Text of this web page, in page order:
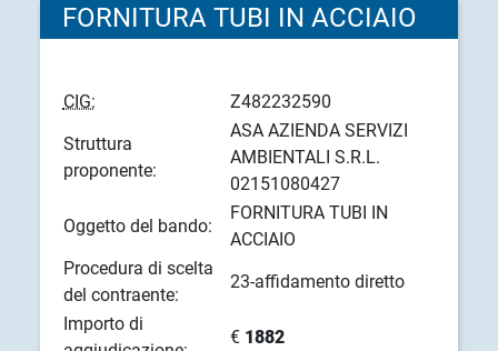
FORNITURA TUBI IN ACCIAIO
CIG:
Z482232590
Struttura
proponente:
ASA AZIENDA SERVIZI
AMBIENTALI S.R.L.
02151080427
Oggetto del bando:
FORNITURA TUBI IN
ACCIAIO
Procedura di scelta
del contraente:
23-affidamento diretto
Importo di
€ 1882